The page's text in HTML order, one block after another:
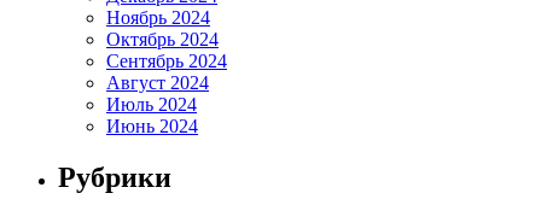
Ноябрь 2024
Октябрь 2024
Сентябрь 2024
Август 2024
Июль 2024
Июнь 2024
Рубрики